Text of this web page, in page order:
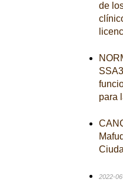
de
para
2022-